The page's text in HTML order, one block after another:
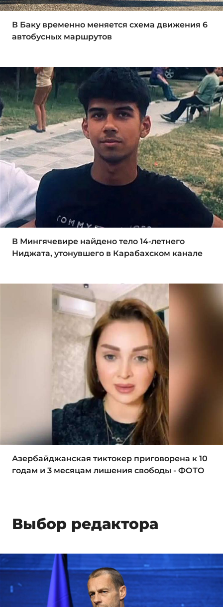
В Баку временно меняется схема движения 6
автобусных маршрутов
В Мингячевире найдено тело 14-летнего
Ниджата, утонувшего в Карабахском канале
Азербайджанская тиктокер приговорена к 10
годам и 3 месяцам лишения свободы - ФОТО
Выбор редактора